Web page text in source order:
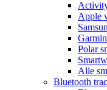
Apple
Polar
Alle
Bluetooth